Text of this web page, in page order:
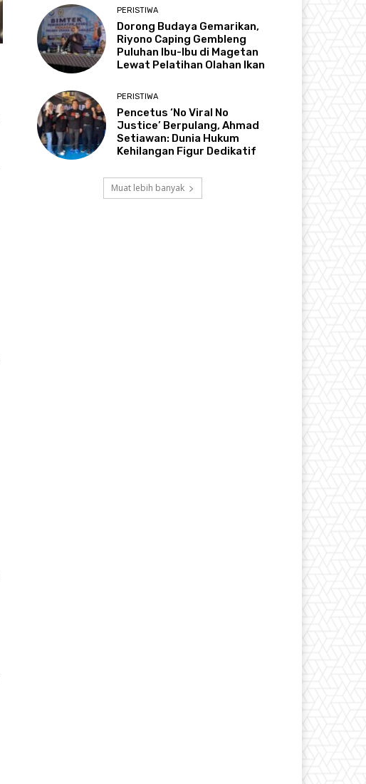
PERISTIWA
Dorong Budaya Gemarikan,
Riyono Caping Gembleng
Puluhan Ibu-Ibu di Magetan
Lewat Pelatihan Olahan Ikan
PERISTIWA
Pencetus ‘No Viral No
Justice’ Berpulang, Ahmad
Setiawan: Dunia Hukum
Kehilangan Figur Dedikatif
Muat lebih banyak